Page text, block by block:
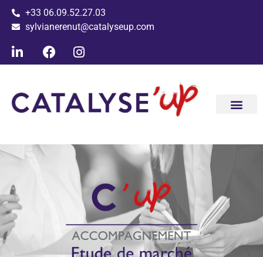
+33 06.09.52.27.03
sylvianerenut@catalyseup.com